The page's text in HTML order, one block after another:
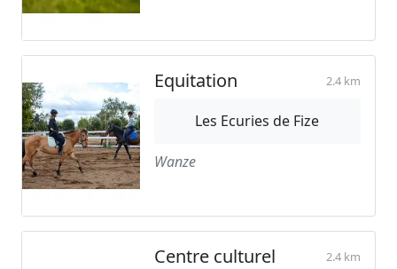
Equitation 2.4 km
Les Ecuries de Fize
Wanze
Centre culturel 2.4 km